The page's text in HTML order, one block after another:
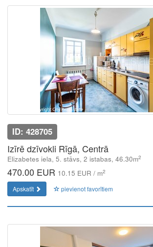
ID: 428705
Izīrē dzīvokli Rīgā, Centrā
Elizabetes iela, 5. stāvs, 2 istabas, 46.30m2
470.00 EUR 10.15 EUR / m2
Apskatīt pievienot favorītiem